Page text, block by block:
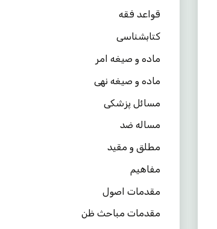
قواعد فقه
کتابشناسی
ماده و صیغه امر
ماده و صیغه نهی
مسائل پزشکی
مساله ضد
مطلق و مقید
مفاهیم
مقدمات اصول
مقدمات مباحث ظن